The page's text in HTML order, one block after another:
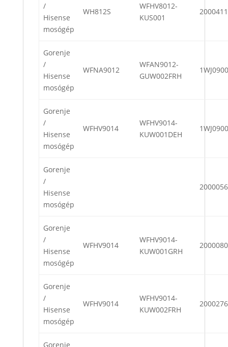
/
Hisense
mosógép
WH812S
WFHV8012-
KUS001
Gorenje
/
Hisense
mosógép
WFNA9012
WFAN9012-
GUW002FRH
Gorenje
/
Hisense
mosógép
WFHV9014
WFHV9014-
KUW001DEH
Gorenje
/
Hisense
mosógép
Gorenje
/
Hisense
mosógép
WFHV9014
WFHV9014-
KUW001GRH
Gorenje
/
Hisense
mosógép
WFHV9014
WFHV9014-
KUW002FRH
Gorenje